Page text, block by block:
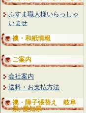
ふすま職人様いらっしゃ
いませ
襖・和紙情報
ご案内
会社案内
送料・お支払方法
襖・障子張替え 岐阜
県/愛知県